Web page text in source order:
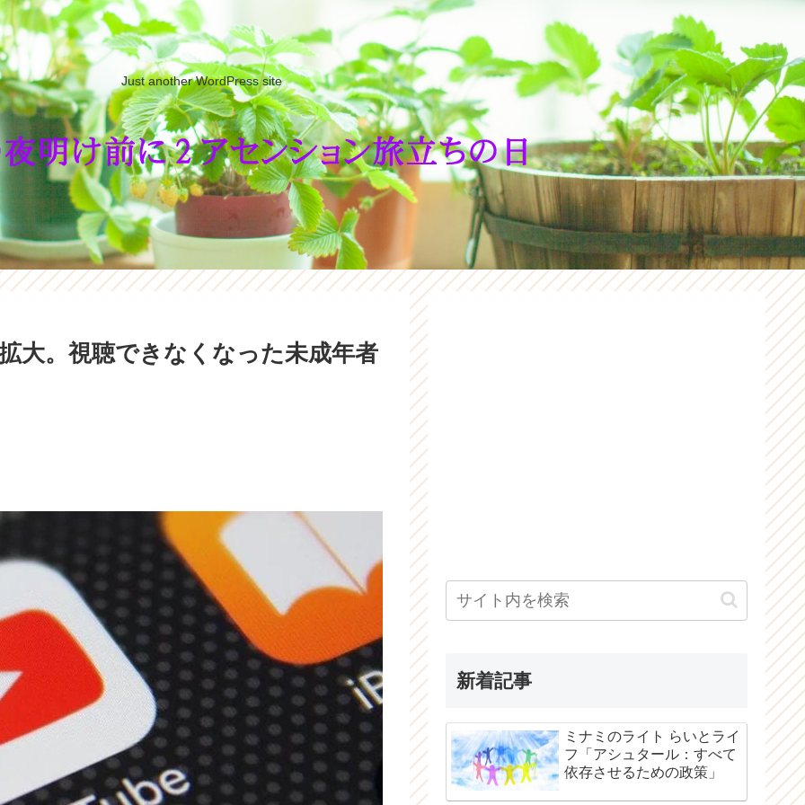
Just another WordPress site
大。視聴できなくなった未成年者
新着記事
ミナミのライト らいとライ
フ「アシュタール：すべて
依存させるための政策」